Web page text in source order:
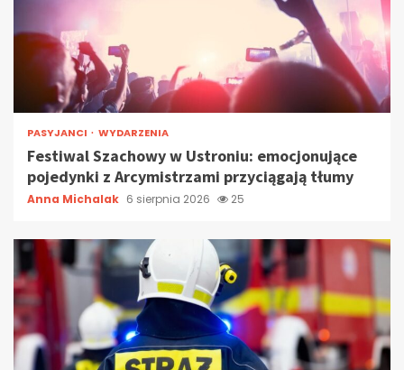
PASYJANCI WYDARZENIA
Festiwal Szachowy w Ustroniu: emocjonujące
pojedynki z Arcymistrzami przyciągają tłumy
Anna Michalak 6 sierpnia 2026 25